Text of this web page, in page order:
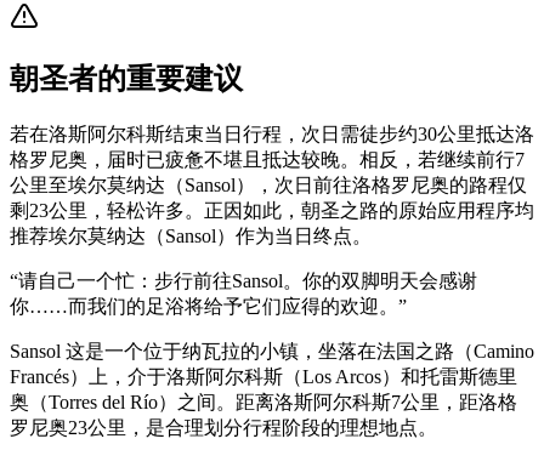
朝圣者的重要建议
若在洛斯阿尔科斯结束当日行程，次日需徒步约30公里抵达洛
格罗尼奥，届时已疲惫不堪且抵达较晚。相反，若继续前行7
公里至埃尔莫纳达（Sansol），次日前往洛格罗尼奥的路程仅
剩23公里，轻松许多。正因如此，朝圣之路的原始应用程序均
推荐埃尔莫纳达（Sansol）作为当日终点。
“请自己一个忙：步行前往Sansol。你的双脚明天会感谢
你……而我们的足浴将给予它们应得的欢迎。 ”
Sansol 这是一个位于纳瓦拉的小镇，坐落在法国之路（Camino
Francés）上，介于洛斯阿尔科斯（Los Arcos）和托雷斯德里
奥（Torres del Río）之间。距离洛斯阿尔科斯7公里，距洛格
罗尼奥23公里，是合理划分行程阶段的理想地点。